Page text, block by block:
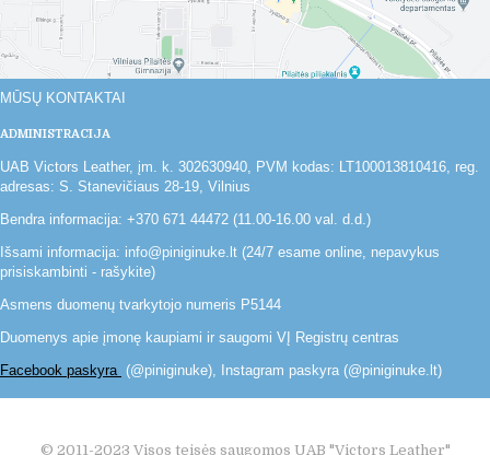
MŪSŲ KONTAKTAI
ADMINISTRACIJA
UAB Victors Leather, įm. k. 302630940, PVM kodas: LT100013810416, reg.
adresas: S. Stanevičiaus 28-19, Vilnius
Bendra informacija: +370 671 44472 (11.00-16.00 val. d.d.)
Išsami informacija: info@piniginuke.lt (24/7 esame online, nepavykus
prisiskambinti - rašykite)
Asmens duomenų tvarkytojo numeris P5144
Duomenys apie įmonę kaupiami ir saugomi VĮ Registrų centras
Facebook paskyra (@piniginuke), Instagram paskyra (@piniginuke.lt)
© 2011-2023 Visos teisės saugomos UAB "Victors Leather"